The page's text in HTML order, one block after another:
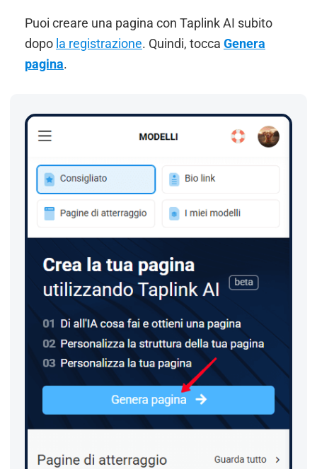
Puoi creare una pagina con Taplink AI subito
dopo la registrazione. Quindi, tocca Genera
pagina.